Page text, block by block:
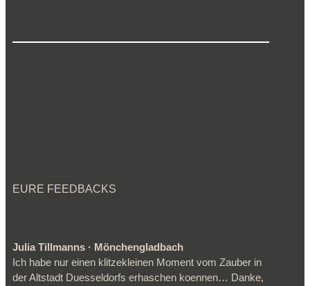
EURE FEEDBACKS
Julia Tillmanns · Mönchengladbach
Ich habe nur einen klitzekleinen Moment vom Zauber in
der Altstadt Duesseldorfs erhaschen koennen… Danke,